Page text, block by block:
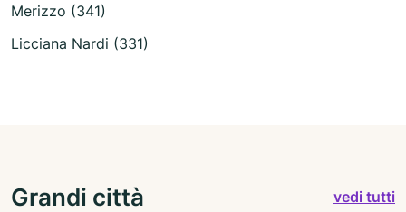
Merizzo (341)
Licciana Nardi (331)
Grandi città vedi tutti